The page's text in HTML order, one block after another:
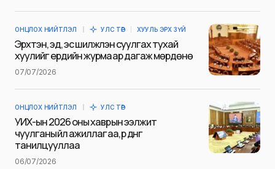
Сэтгэгдэл*
ОНЦЛОХ НИЙТЛЭЛ УЛС ТӨР ХУУЛЬ ЭРХ ЗҮЙ
Эрхтэн, эд, эс шилжүүлэн суулгах тухай
хуулийг ердийн журмаар дагаж мөрдөнө
07/07/2026
ОНЦЛОХ НИЙТЛЭЛ УЛС ТӨР
УИХ-ын 2026 оны хаврын ээлжит
чуулганы үйл ажиллагаа, үр дүнг
танилцууллаа
06/07/2026